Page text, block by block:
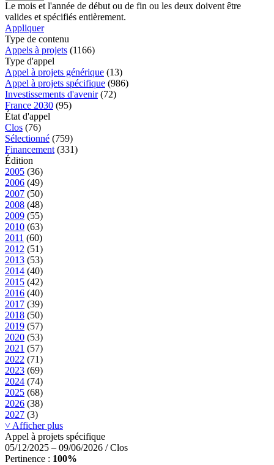
Le mois et l'année de début ou de fin ou les deux doivent être
valides et spécifiés entièrement.
Appliquer
Type de contenu
Appels à projets (1166)
Type d'appel
Appel à projets générique (13)
Appel à projets spécifique (986)
Investissements d'avenir (72)
France 2030 (95)
État d'appel
Clos (76)
Sélectionné (759)
Financement (331)
Édition
2005 (36)
2006 (49)
2007 (50)
2008 (48)
2009 (55)
2010 (63)
2011 (60)
2012 (51)
2013 (53)
2014 (40)
2015 (42)
2016 (40)
2017 (39)
2018 (50)
2019 (57)
2020 (53)
2021 (57)
2022 (71)
2023 (69)
2024 (74)
2025 (68)
2026 (38)
2027 (3)
˅ Afficher plus
Appel à projets spécifique
05/12/2025 – 09/06/2026 / Clos
Pertinence : 100%